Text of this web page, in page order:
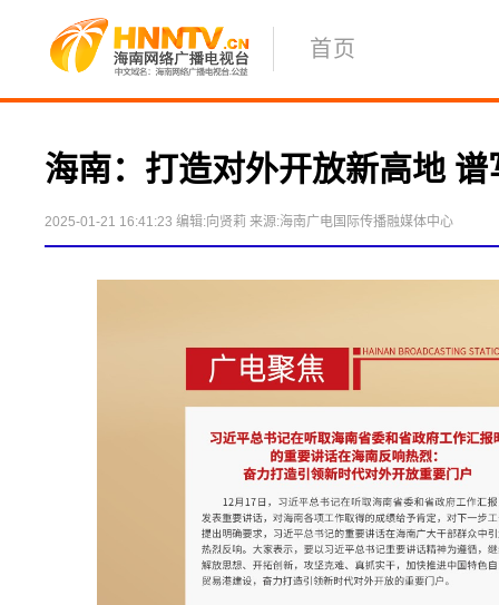
首页
海南：打造对外开放新高地
2025-01-21 16:41:23 编辑:向贤莉 来源:海南广电国际传播融媒体中心